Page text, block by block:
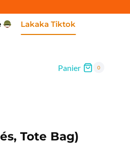
Lakaka Tiktok
Panier 0
Tote Bag)